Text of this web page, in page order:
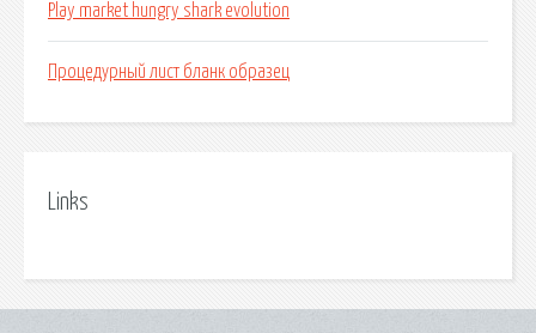
Play market hungry shark evolution
Процедурный лист бланк образец
Links